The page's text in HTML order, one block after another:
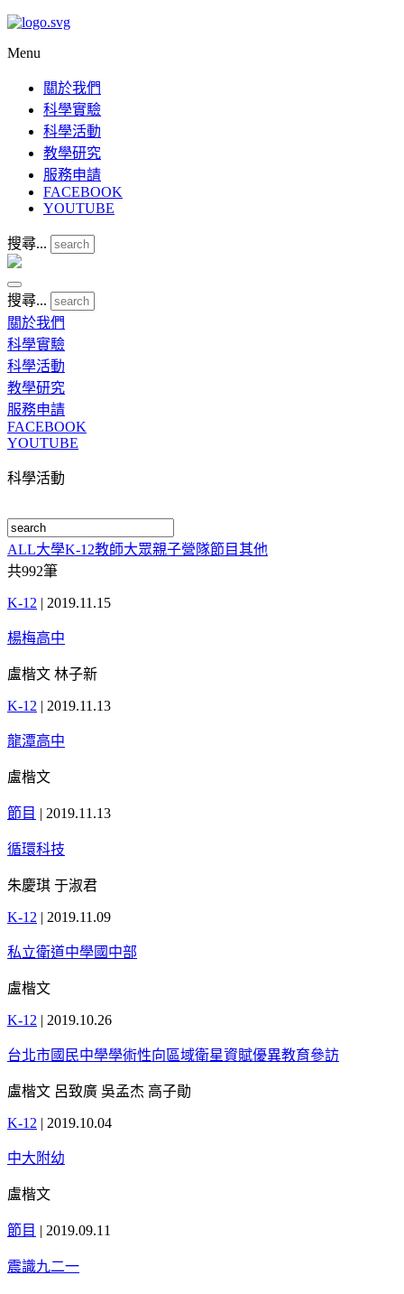
Menu
關於我們
科學實驗
科學活動
教學研究
服務申請
FACEBOOK
YOUTUBE
搜尋...
搜尋...
關於我們
科學實驗
科學活動
教學研究
服務申請
FACEBOOK
YOUTUBE
科學活動
ALL大學K-12教師大眾親子營隊節目其他
共992筆
K-12 | 2019.11.15
楊梅高中
盧楷文 林子新
K-12 | 2019.11.13
龍潭高中
盧楷文
節目 | 2019.11.13
循環科技
朱慶琪 于淑君
K-12 | 2019.11.09
私立衛道中學國中部
盧楷文
K-12 | 2019.10.26
台北市國民中學學術性向區域衛星資賦優異教育參訪
盧楷文 呂致廣 吳孟杰 高子勛
K-12 | 2019.10.04
中大附幼
盧楷文
節目 | 2019.09.11
震識九二一